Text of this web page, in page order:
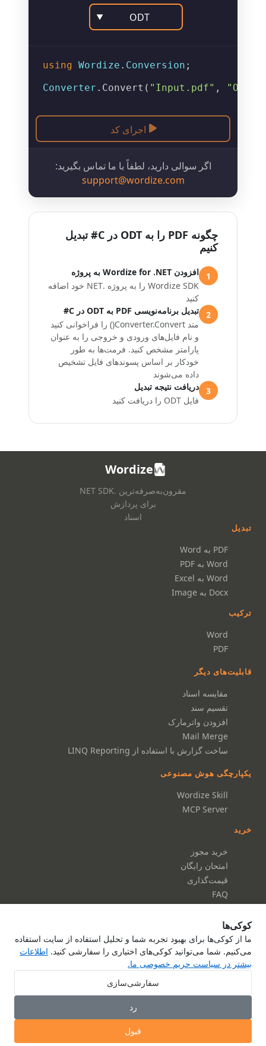
ODT
▼
using Wordize . Conversion ;
Converter . Convert ( "Input.pdf" ,
اجرای کد
اگر سوالی دارید، لطفاً با ما تماس بگیرید:
support@wordize.com
چگونه PDF را به ODT در C# تبدیل
کنیم
1
افزودن Wordize for .NET به پروژه
Wordize SDK را به پروژه .NET خود اضافه
کنید
2
تبدیل برنامه‌نویسی PDF به ODT در C#
متد Converter.Convert() را فراخوانی کنید
و نام فایل‌های ورودی و خروجی را به عنوان
پارامتر مشخص کنید. فرمت‌ها به طور
خودکار بر اساس پسوندهای فایل تشخیص
داده می‌شوند
3
دریافت نتیجه تبدیل
فایل ODT را دریافت کنید
کوکی‌ها
ما از کوکی‌ها برای بهبود تجربه شما و تحلیل استفاده از سایت استفاده
می‌کنیم. شما می‌توانید کوکی‌های اختیاری را سفارشی کنید. اطلاعات
بیشتر در سیاست حریم خصوصی ما.
سفارشی‌سازی
رد
قبول
Wordize
مقرون‌به‌صرفه‌ترین .NET SDK
برای پردازش
اسناد
تبدیل
PDF به Word
Word به PDF
Word به Excel
Docx به Image
ترکیب
Word
PDF
قابلیت‌های دیگر
مقایسه اسناد
تقسیم سند
افزودن واترمارک
Mail Merge
ساخت گزارش با استفاده از LINQ Reporting
یکپارچگی هوش مصنوعی
Wordize Skill
MCP Server
خرید
خرید مجوز
امتحان رایگان
قیمت‌گذاری
FAQ
مستندات
مرجع API
درباره ما
سیاست حریم خصوصی
© Smallize Pty Ltd 2026 تنظیمات کوکی‌ها